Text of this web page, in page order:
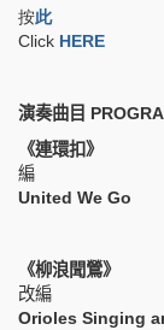
按此
Click HERE
演奏曲目
《
編
United We Go
《柳
改編
Orioles Singing